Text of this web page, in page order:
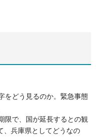
をどう見るのか。緊急事態
限で、国が延長するとの観
、兵庫県としてどうなの